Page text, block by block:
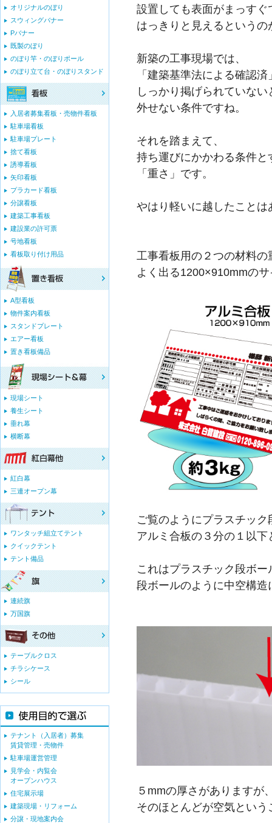
設置しても表面がまっすぐ
はっきりと見えるという
新築の工事現場では、
「建築基準法による確認
しっかり掲げられていな
外せない条件ですね。
それを踏まえて、
持ち運びにかかわる条件と
「重さ」です。
やはり軽いに越したことは
工事看板用の２つの材料の
よく出る1200×910mmの
ご覧のようにプラスチック
アルミ合板の３分の１以下
これはプラスチック段ボ
段ボールのように中空構
５mmの厚さがありますが
そのほとんどが空気という
オリジナルのぼり
スウィングバナー
Pバナー
既製のぼり
のぼり竿・のぼりポール
のぼり立て台・のぼりスタンド
入居者募集看板・売物件看板
駐車場看板
駐車場プレート
捨て看板
誘導看板
矢印看板
プラカード看板
分譲看板
建築工事看板
建設業の許可票
号地看板
看板取り付け用品
A型看板
物件案内看板
スタンドプレート
エアー看板
置き看板備品
現場シート
養生シート
垂れ幕
横断幕
紅白幕
三連オープン幕
ワンタッチ組立てテント
クイックテント
テント備品
連続旗
万国旗
テーブルクロス
チラシケース
シール
テナント（入居者）募集
賃貸管理・売物件
駐車場運営管理
見学会・内覧会
オープンハウス
住宅展示場
建築現場・リフォーム
分譲・現地案内会